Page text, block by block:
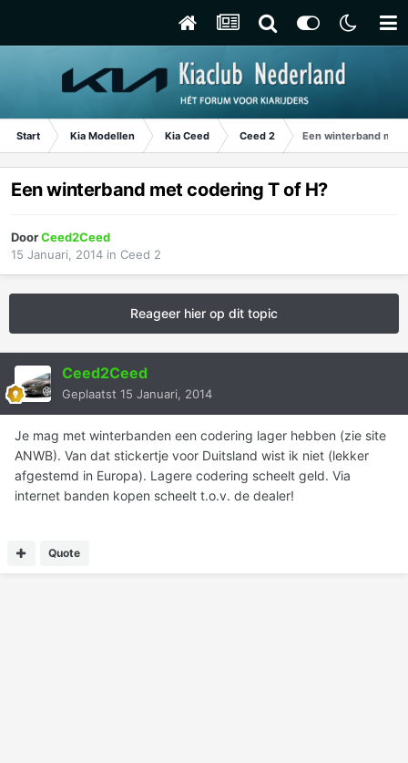
Start Kia Modellen Kia Ceed Ceed 2 Een winterband met
Een winterband met codering T of H?
DoorCeed2Ceed
15 Januari, 2014 in Ceed 2
Reageer hier op dit topic
Ceed2Ceed
Geplaatst 15 Januari, 2014
Je mag met winterbanden een codering lager hebben (zie site
ANWB). Van dat stickertje voor Duitsland wist ik niet (lekker
afgestemd in Europa). Lagere codering scheelt geld. Via
internet banden kopen scheelt t.o.v. de dealer!
Quote